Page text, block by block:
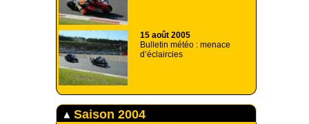
15 août 2005
Bulletin météo : menace
d’éclaircies
Saison 2004